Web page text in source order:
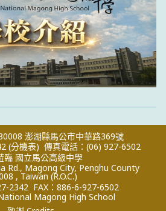
澎湖縣馬公市中華路369號
(分機表) 傳真電話：(06) 927-6502
臨 國立馬公高級中學
Rd., Magong City, Penghu County
, Taiwan (R.O.C.)
2342 FAX：886-6-927-6502
Magong High School